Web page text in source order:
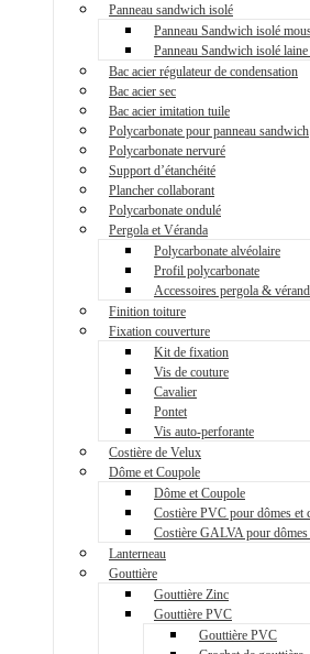
Panneau sandwich isolé
Panneau Sandwich isolé
Panneau Sandwich isolé
Bac acier régulateur de condensation
Bac acier sec
Bac acier imitation tuile
Polycarbonate pour panneau sandwich
Polycarbonate nervuré
Support d’étanchéité
Plancher collaborant
Polycarbonate ondulé
Pergola et Véranda
Polycarbonate alvéolaire
Profil polycarbonate
Accessoires pergola &
Finition toiture
Fixation couverture
Kit de fixation
Vis de couture
Cavalier
Pontet
Vis auto-perforante
Costière de Velux
Dôme et Coupole
Dôme et Coupole
Costière PVC pour dômes et
Costière GALVA pour dômes
Lanterneau
Gouttière
Gouttière Zinc
Gouttière PVC
Gouttière PVC